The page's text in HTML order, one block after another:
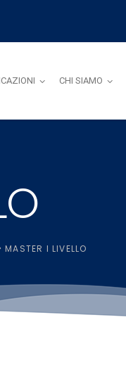
CHI SIAMO
MASTER I LIVELLO